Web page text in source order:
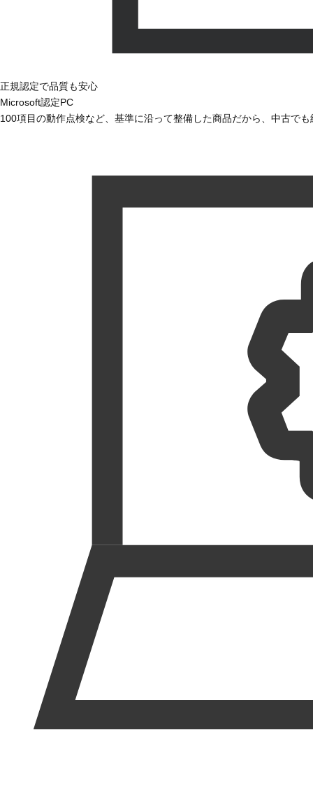
正規認定で品質も安心
Microsoft認定PC
100項目の動作点検など、基準に沿って整備した商品だから、中古で